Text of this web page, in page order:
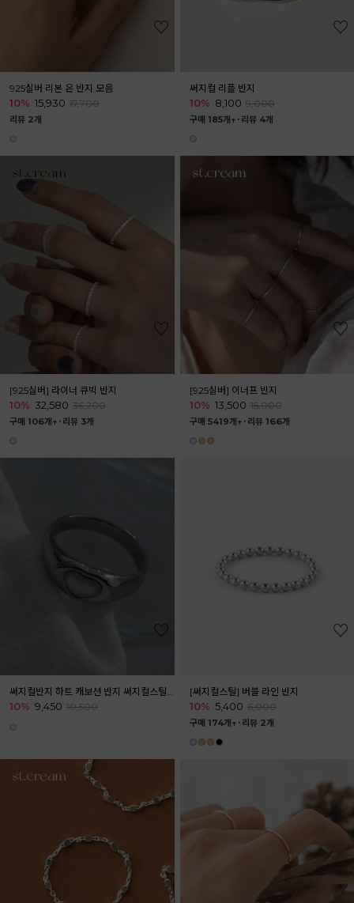
925실버 리본 은 반지 모음
10% 15,930 17,700
리뷰 2개
써지컬 리플 반지
10% 8,100 9,000
구매 185개↑˙ 리뷰 4개
[925실버] 라이너 큐빅 반지
10% 32,580 36,200
구매 106개↑˙ 리뷰 3개
[925실버] 이너프 반지
10% 13,500 15,000
구매 5419개↑˙ 리뷰 166개
써지컬반지 하트 캐보션 반지 써지컬스틸 링
10% 9,450 10,500
[써지컬스틸] 버블 라인 반지
10% 5,400 6,000
구매 174개↑˙ 리뷰 2개